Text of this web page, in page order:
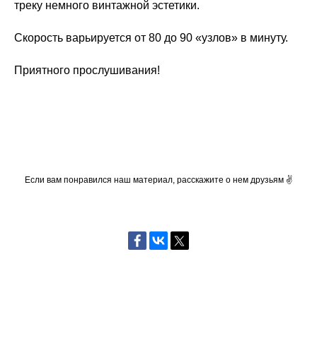
треку немного винтажной эстетики.
Скорость варьируется от 80 до 90 «узлов» в минуту.
Приятного прослушивания!
Если вам понравился наш материал, расскажите о нем друзьям ✌